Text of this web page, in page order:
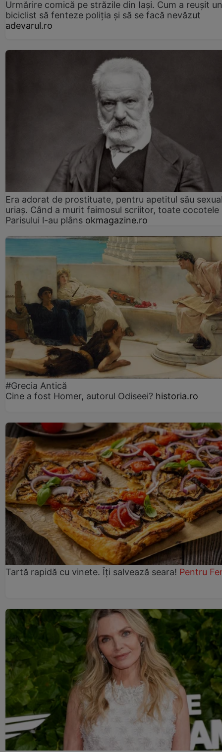
Urmărire comică pe străzile din Iași. Cum a reușit un
biciclist să fenteze poliția și să se facă nevăzut
adevarul.ro
Era adorat de prostituate, pentru apetitul său
uriaș. Când a murit faimosul scriitor, toate cocotele
Parisului l-au plâns okmagazine.ro
#Grecia Antică
Cine a fost Homer, autorul Odiseei? historia.ro
Tartă rapidă cu vinete. Îți salvează seara! Pentru